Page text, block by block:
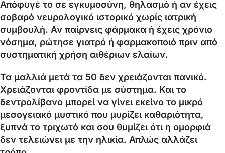
Απόφυγέ το σε εγκυμοσύνη, θηλασμό ή αν έχεις
σοβαρό νευρολογικό ιστορικό χωρίς ιατρική
συμβουλή. Αν παίρνεις φάρμακα ή έχεις χρόνιο
νόσημα, ρώτησε γιατρό ή φαρμακοποιό πριν από
συστηματική χρήση αιθέριων ελαίων.
Τα μαλλιά μετά τα 50 δεν χρειάζονται πανικό.
Χρειάζονται φροντίδα με σύστημα. Και το
δεντρολίβανο μπορεί να γίνει εκείνο το μικρό
μεσογειακό μυστικό που μυρίζει καθαριότητα,
ξυπνά το τριχωτό και σου θυμίζει ότι η ομορφιά
δεν τελειώνει με την ηλικία. Απλώς αλλάζει